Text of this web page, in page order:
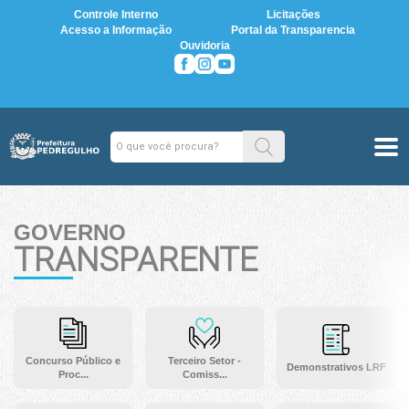
Controle Interno
Licitações
Acesso a Informação
Portal da Transparencia
Ouvidoria
GOVERNO
TRANSPARENTE
Concurso Público e
Proc...
Terceiro Setor -
Comiss...
Demonstrativos LRF